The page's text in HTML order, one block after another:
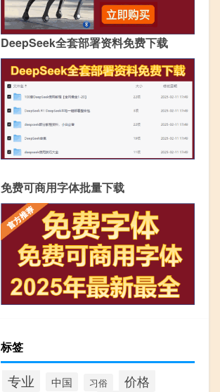
DeepSeek全套部署资料免费下载
免费可商用字体批量下载
标签
专业 中国 习俗 价格